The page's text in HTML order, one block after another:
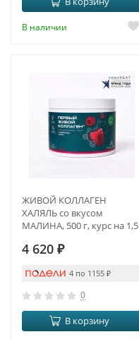
В наличии
ЖИВОЙ КОЛЛАГЕН
ХАЛЯЛЬ со вкусом
МАЛИНА, 500 г, курс на 1,5
4 620 ₽
4 по 1155 ₽
0
В корзину